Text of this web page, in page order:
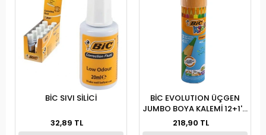
BİC SIVI SİLİCİ
32,89 TL
BİC EVOLUTION ÜÇGEN
JUMBO BOYA KALEMİ 12+1'Lİ
METAL TÜP
218,90 TL